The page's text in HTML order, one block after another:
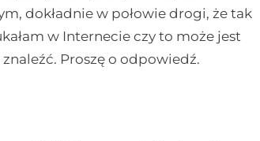
dokładnie w połowie drogi, że tak
w Internecie czy to może jest
Proszę o odpowiedź.